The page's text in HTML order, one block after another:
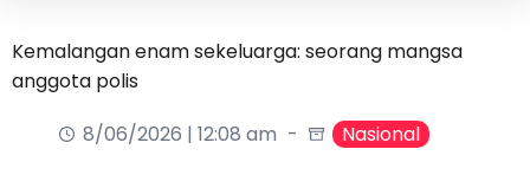
Kemalangan enam sekeluarga: seorang mangsa
anggota polis
8/06/2026 | 12:08 am
Nasional